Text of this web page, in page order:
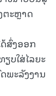
ຕະຫຼາດ
ສົ່ງອອກ
ບໃສ່ໄລຍະ
ພະລັງງານ